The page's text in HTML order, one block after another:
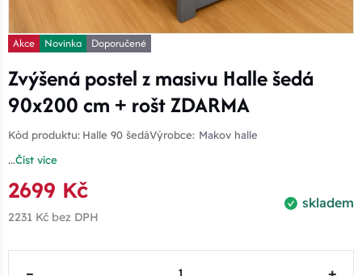
Akce Novinka Doporučené
Zvýšená postel z masivu Halle šedá
90x200 cm + rošt ZDARMA
Kód produktu: Halle 90 šedáVýrobce: Makov halle
...Číst více
skladem
2699 Kč
2231 Kč bez DPH